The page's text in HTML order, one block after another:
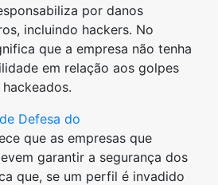
por danos
incluindo hackers. No
que a empresa não tenha
em relação aos golpes
Defesa do
que as empresas que
garantir a segurança dos
que, se um perfil é invadido